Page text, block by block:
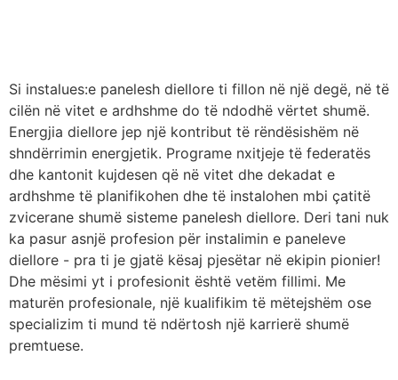
Si instalues:e panelesh diellore ti fillon në një degë, në të
cilën në vitet e ardhshme do të ndodhë vërtet shumë.
Energjia diellore jep një kontribut të rëndësishëm në
shndërrimin energjetik. Programe nxitjeje të federatës
dhe kantonit kujdesen që në vitet dhe dekadat e
ardhshme të planifikohen dhe të instalohen mbi çatitë
zvicerane shumë sisteme panelesh diellore. Deri tani nuk
ka pasur asnjë profesion për instalimin e paneleve
diellore - pra ti je gjatë kësaj pjesëtar në ekipin pionier!
Dhe mësimi yt i profesionit është vetëm fillimi. Me
maturën profesionale, një kualifikim të mëtejshëm ose
specializim ti mund të ndërtosh një karrierë shumë
premtuese.